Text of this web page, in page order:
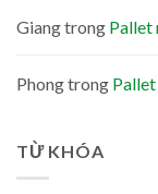
Giangtrong Pallet
Phongtrong
TỪ KHÓA